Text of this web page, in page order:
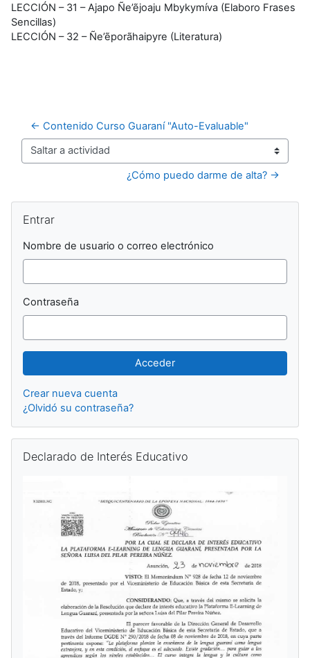
LECCIÓN – 31 – Ajapo Ñe’ẽjoaju Mbykymíva (Elaboro Frases
Sencillas)
LECCIÓN – 32 – Ñe’ẽporãhaipyre (Literatura)
← Contenido Curso Guaraní "Auto-Evaluable"
Saltar a actividad
¿Cómo puedo darme de alta? →
Bloques
Entrar
Nombre de usuario o correo electrónico
Contraseña
Crear nueva cuenta
¿Olvidó su contraseña?
Declarado de Interés Educativo